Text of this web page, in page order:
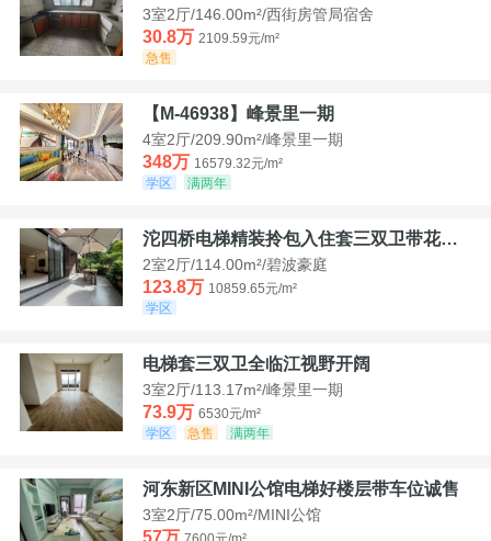
3室2厅/146.00m²/西街房管局宿舍
30.8万 2109.59元/m²
急售
【M-46938】峰景里一期
4室2厅/209.90m²/峰景里一期
348万 16579.32元/m²
学区
满两年
沱四桥电梯精装拎包入住套三双卫带花园40平米带车位
2室2厅/114.00m²/碧波豪庭
123.8万 10859.65元/m²
学区
电梯套三双卫全临江视野开阔
3室2厅/113.17m²/峰景里一期
73.9万 6530元/m²
学区
急售 满两年
河东新区MINI公馆电梯好楼层带车位诚售
3室2厅/75.00m²/MINI公馆
57万